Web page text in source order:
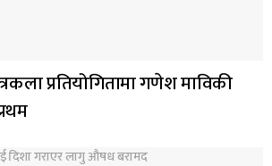
प्रतियोगितामा गणेश माविकी